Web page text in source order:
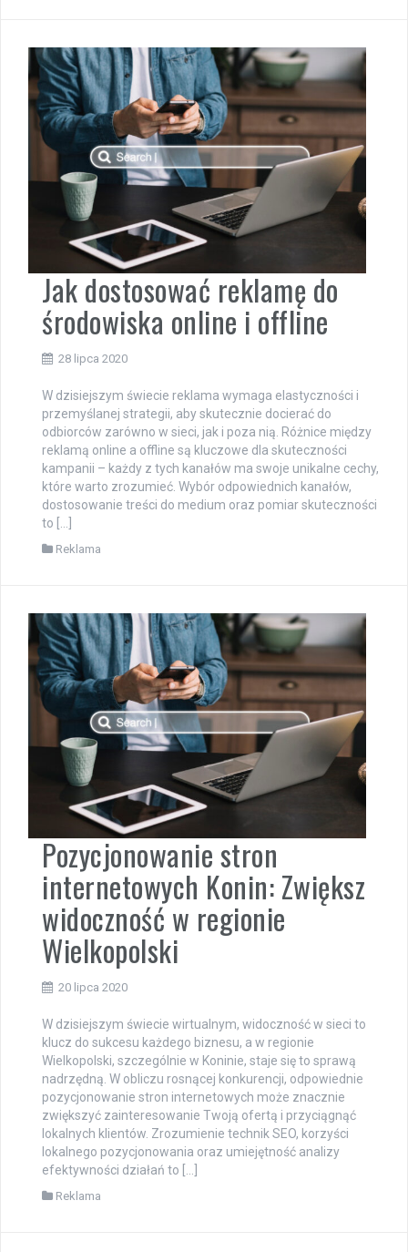
Jak dostosować reklamę do
środowiska online i offline
28 lipca 2020
W dzisiejszym świecie reklama wymaga elastyczności i
przemyślanej strategii, aby skutecznie docierać do
odbiorców zarówno w sieci, jak i poza nią. Różnice między
reklamą online a offline są kluczowe dla skuteczności
kampanii – każdy z tych kanałów ma swoje unikalne cechy,
które warto zrozumieć. Wybór odpowiednich kanałów,
dostosowanie treści do medium oraz pomiar skuteczności
to […]
Reklama
Pozycjonowanie stron
internetowych Konin: Zwiększ
widoczność w regionie
Wielkopolski
20 lipca 2020
W dzisiejszym świecie wirtualnym, widoczność w sieci to
klucz do sukcesu każdego biznesu, a w regionie
Wielkopolski, szczególnie w Koninie, staje się to sprawą
nadrzędną. W obliczu rosnącej konkurencji, odpowiednie
pozycjonowanie stron internetowych może znacznie
zwiększyć zainteresowanie Twoją ofertą i przyciągnąć
lokalnych klientów. Zrozumienie technik SEO, korzyści
lokalnego pozycjonowania oraz umiejętność analizy
efektywności działań to […]
Reklama